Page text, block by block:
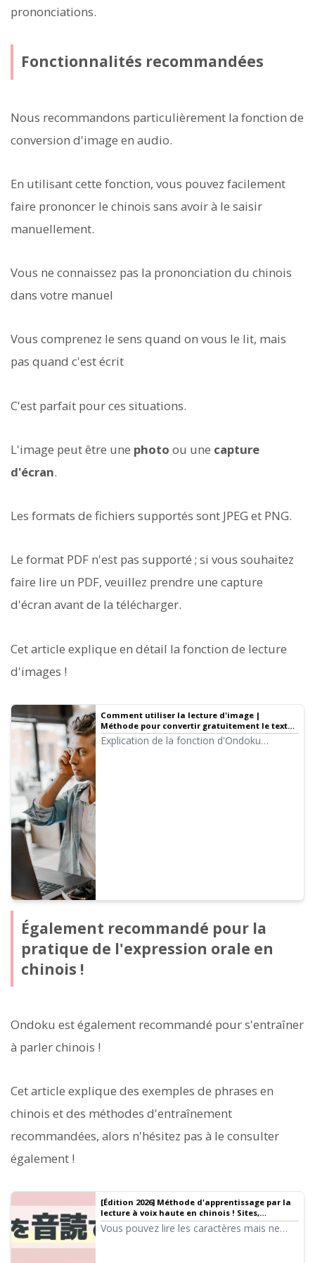
prononciations.
Fonctionnalités recommandées
Nous recommandons particulièrement la fonction de
conversion d'image en audio.
En utilisant cette fonction, vous pouvez facilement
faire prononcer le chinois sans avoir à le saisir
manuellement.
Vous ne connaissez pas la prononciation du chinois
dans votre manuel
Vous comprenez le sens quand on vous le lit, mais
pas quand c'est écrit
C'est parfait pour ces situations.
L'image peut être une photo ou une capture
d'écran.
Les formats de fichiers supportés sont JPEG et PNG.
Le format PDF n'est pas supporté ; si vous souhaitez
faire lire un PDF, veuillez prendre une capture
d'écran avant de la télécharger.
Cet article explique en détail la fonction de lecture
d'images !
Comment utiliser la lecture d'image |
Méthode pour convertir gratuitement le texte
d'une photo en audio par OCR
Explication de la fonction d'Ondoku
Également recommandé pour la
pratique de l'expression orale en
chinois !
Ondoku est également recommandé pour s'entraîner
à parler chinois !
Cet article explique des exemples de phrases en
chinois et des méthodes d'entraînement
recommandées, alors n'hésitez pas à le consulter
également !
[Édition 2026] Méthode d'apprentissage par la
lecture à voix haute en chinois ! Sites,
applications, exemples de textes et guide
d'utilisation complet.
Vous pouvez lire les caractères mais ne